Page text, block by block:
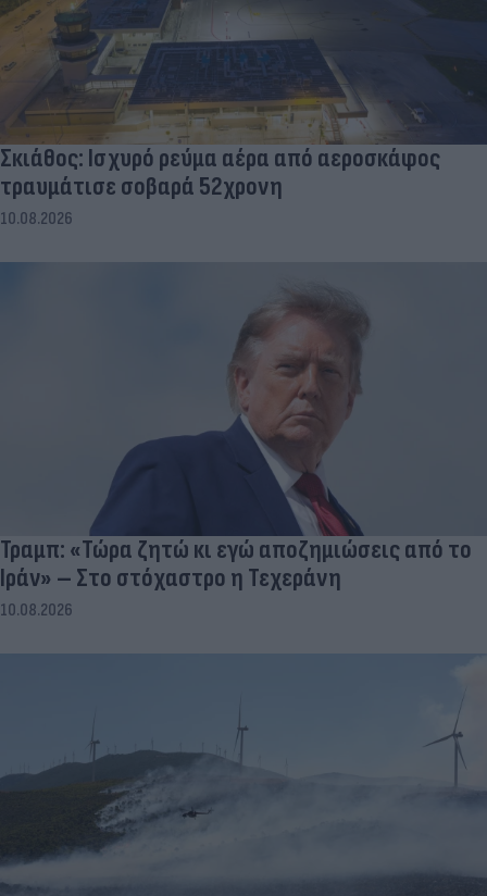
Σκιάθος: Ισχυρό ρεύμα αέρα από αεροσκάφος
τραυμάτισε σοβαρά 52χρονη
10.08.2026
Τραμπ: «Τώρα ζητώ κι εγώ αποζημιώσεις από το
Ιράν» – Στο στόχαστρο η Τεχεράνη
10.08.2026